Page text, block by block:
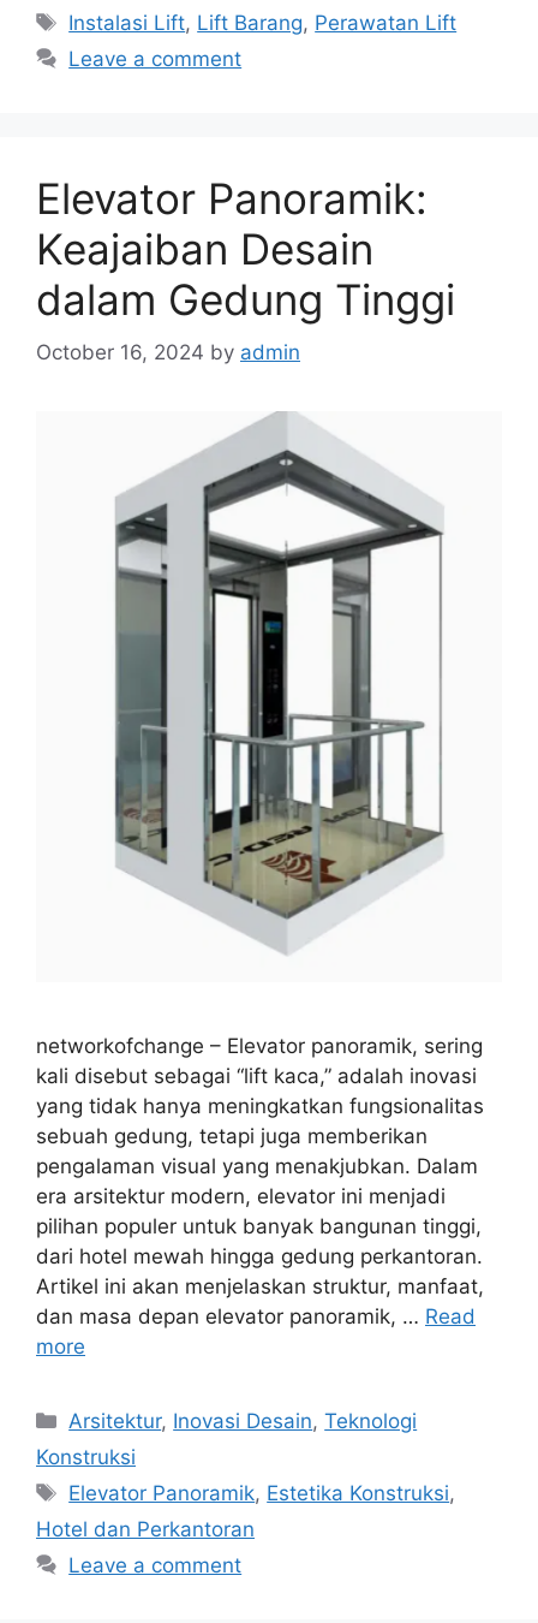
Tags
Instalasi Lift, Lift Barang, Perawatan Lift
Leave a comment
Elevator Panoramik:
Keajaiban Desain
dalam Gedung Tinggi
October 16, 2024 by admin
networkofchange – Elevator panoramik, sering
kali disebut sebagai “lift kaca,” adalah inovasi
yang tidak hanya meningkatkan fungsionalitas
sebuah gedung, tetapi juga memberikan
pengalaman visual yang menakjubkan. Dalam
era arsitektur modern, elevator ini menjadi
pilihan populer untuk banyak bangunan tinggi,
dari hotel mewah hingga gedung perkantoran.
Artikel ini akan menjelaskan struktur, manfaat,
dan masa depan elevator panoramik, … Read
more
Categories
Arsitektur, Inovasi Desain,Teknologi
Konstruksi
Tags
Elevator Panoramik, Estetika Konstruksi,
Hotel dan Perkantoran
Leave a comment